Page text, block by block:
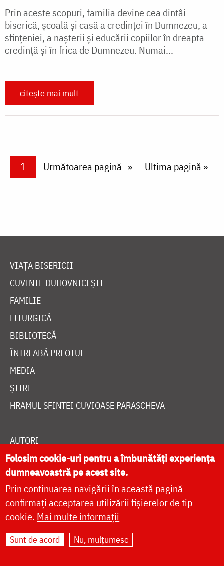
Prin aceste scopuri, familia devine cea dintâi
biserică, şcoală şi casă a credinţei în Dumnezeu, a
sfinţeniei, a naşterii şi educării copiilor în dreapta
credinţă şi în frica de Dumnezeu. Numai...
citește mai mult
PaginareCurrent page
1 Next page
Următoarea pagină Last page
Ultima pagină »
VIAȚA BISERICII
CUVINTE DUHOVNICEȘTI
FAMILIE
LITURGICĂ
BIBLIOTECĂ
ÎNTREABĂ PREOTUL
MEDIA
ȘTIRI
HRAMUL SFINTEI CUVIOASE PARASCHEVA
AUTORI
PĂRINȚI DUHOVNICEȘTI
MAICI CU VIAȚĂ DUHOVNICEASCĂ
TEMATICĂ
SINAXAR ALFABETIC
CALENDAR ORTODOX
Folosim cookie-uri pentru a îmbunătăți experiența
dumneavoastră pe acest site.
Prin continuarea navigării în această pagină
confirmați acceptarea utilizării fișierelor de tip
cookie. Mai multe informații
Sunt de acord Nu, mulțumesc